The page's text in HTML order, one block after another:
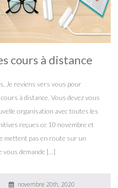
cours à distance
Je reviens vers vous pour
à distance. Vous devez vous
organisation avec toutes les
reçues ce 10 novembre et
mettent pas en route sur un
vous demande […]
novembre 20th, 2020